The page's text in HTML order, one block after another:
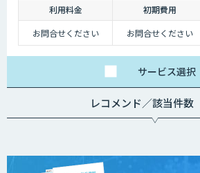
利用料金 初期費用
お問合せください
お問合せください
サービス選択
レコメンド／該当件